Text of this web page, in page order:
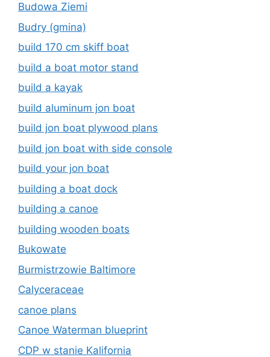
Budowa Ziemi
Budry (gmina)
build 170 cm skiff boat
build a boat motor stand
build a kayak
build aluminum jon boat
build jon boat plywood plans
build jon boat with side console
build your jon boat
building a boat dock
building a canoe
building wooden boats
Bukowate
Burmistrzowie Baltimore
Calyceraceae
canoe plans
Canoe Waterman blueprint
CDP w stanie Kalifornia